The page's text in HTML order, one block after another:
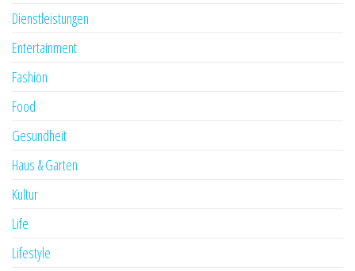
Dienstleistungen
Entertainment
Fashion
Food
Gesundheit
Haus & Garten
Kultur
Life
Lifestyle